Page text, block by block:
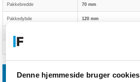
Denne hjemmeside bruger cookies
Pakkebredde 70 mm
Pakkedybde 120 mm
Pakkehøjde
Emballage indhold